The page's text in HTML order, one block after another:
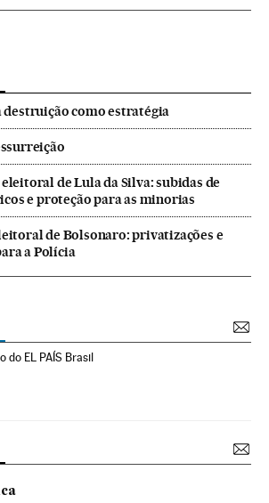
destruição como estratégia
de Lula da Silva: subidas de
e proteção para as minorias
de Bolsonaro: privatizações e
a Polícia
do EL PAÍS Brasil